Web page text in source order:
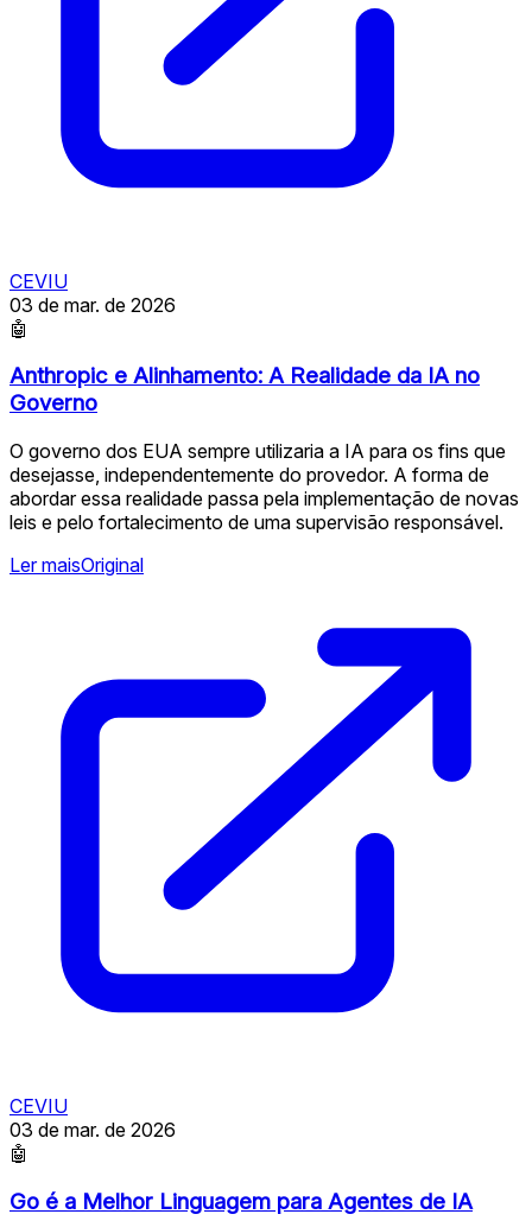
CEVIU
03 de mar. de 2026
🤖
Anthropic e Alinhamento: A Realidade da IA no
Governo
O governo dos EUA sempre utilizaria a IA para os fins que
desejasse, independentemente do provedor. A forma de
abordar essa realidade passa pela implementação de novas
leis e pelo fortalecimento de uma supervisão responsável.
Ler maisOriginal
CEVIU
03 de mar. de 2026
🤖
Go é a Melhor Linguagem para Agentes de IA